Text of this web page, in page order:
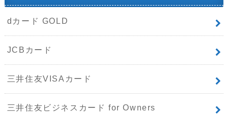
dカード GOLD
JCBカード
三井住友VISAカード
三井住友ビジネスカード for Owners